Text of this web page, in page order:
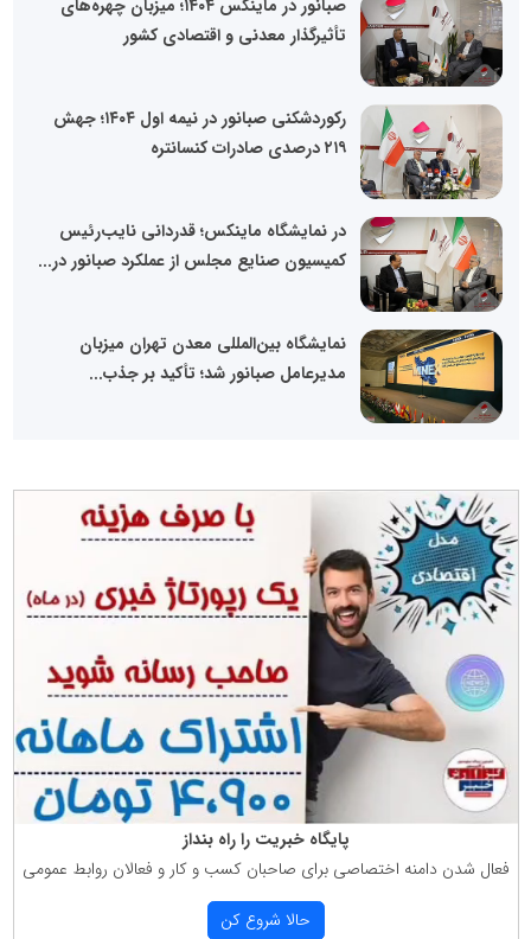
صبانور در ماینکس ۱۴۰۴؛ میزبان چهره‌های
تأثیرگذار معدنی و اقتصادی کشور
رکوردشکنی صبانور در نیمه اول ۱۴۰۴؛ جهش
۲۱۹ درصدی صادرات کنسانتره
در نمایشگاه ماینکس؛ قدردانی نایب‌رئیس
کمیسیون صنایع مجلس از عملکرد صبانور در...
نمایشگاه بین‌المللی معدن تهران میزبان
مدیرعامل صبانور شد؛ تأکید بر جذب...
پایگاه خبریت را راه بنداز
فعال شدن دامنه اختصاصی برای صاحبان كسب و كار و فعالان روابط عمومی
حالا شروع كن